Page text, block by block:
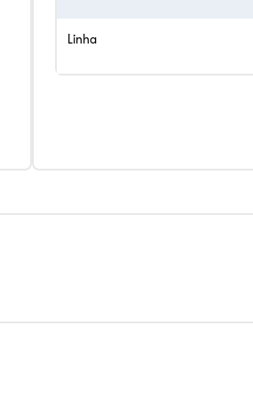
Linha